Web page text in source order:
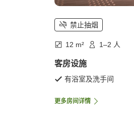
禁止抽烟
12 m² 1–2 人
客房设施
有浴室及洗手间
更多房间详情